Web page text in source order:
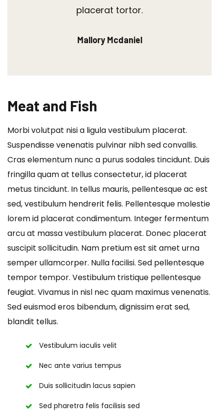
placerat tortor.
Mallory Mcdaniel
Meat and Fish
Morbi volutpat nisi a ligula vestibulum placerat.
Suspendisse venenatis pulvinar nibh sed convallis.
Cras elementum nunc a purus sodales tincidunt. Duis
fringilla quam at tellus consectetur, id placerat
metus tincidunt. In tellus mauris, pellentesque ac est
sed, vestibulum hendrerit felis. Pellentesque molestie
lorem id placerat condimentum. Integer fermentum
arcu at massa vestibulum placerat. Donec placerat
suscipit sollicitudin. Nam pretium est sit amet urna
semper ullamcorper. Nulla facilisi. Sed pellentesque
tempor tempor. Vestibulum tristique pellentesque
feugiat. Vivamus in nisl nec quam maximus venenatis.
Sed euismod eros bibendum, dignissim erat sed,
blandit tellus.
Vestibulum iaculis velit
Nec ante varius tempus
Duis sollicitudin lacus sapien
Sed pharetra felis facilisis sed